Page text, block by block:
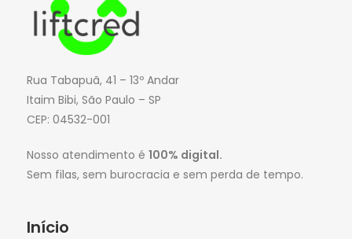
Rua Tabapuã, 41 – 13º Andar
Itaim Bibi, São Paulo – SP
CEP: 04532-001
Nosso atendimento é 100% digital.
Sem filas, sem burocracia e sem perda de tempo.
Início